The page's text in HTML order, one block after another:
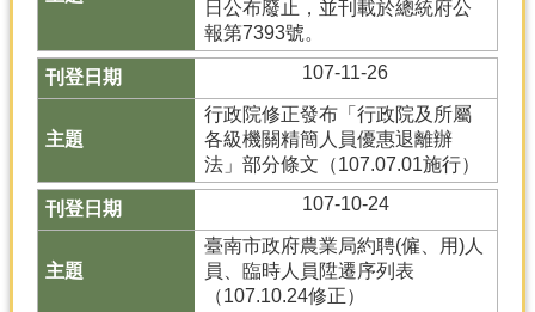
日公布廢止，並刊載於總統府公
報第7393號。
107-11-26
行政院修正發布「行政院及所屬
各級機關精簡人員優惠退離辦
法」部分條文（107.07.01施行）
107-10-24
臺南市政府農業局約聘(僱、用)人
員、臨時人員陞遷序列表
（107.10.24修正）